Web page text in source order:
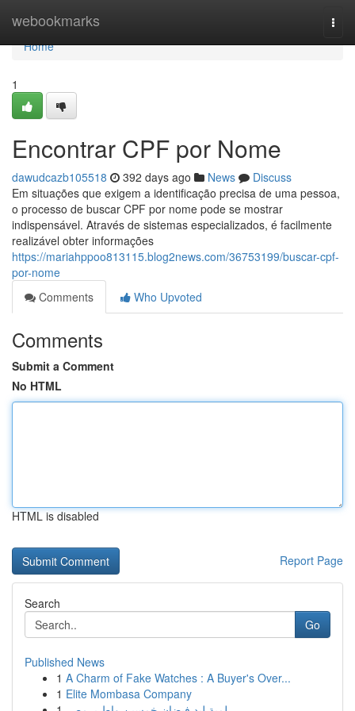
webookmarks
Home
Home
1
Encontrar CPF por Nome
dawudcazb105518 392 days ago News
Discuss
Em situações que exigem a identificação precisa de uma pessoa,
o processo de buscar CPF por nome pode se mostrar
indispensável. Através de sistemas especializados, é facilmente
realizável obter informações
https://mariahppoo813115.blog2news.com/36753199/buscar-cpf-
por-nome
Comments
Who Upvoted
Comments
Submit a Comment
No HTML
HTML is disabled
Report Page
Search
Go
Published News
1 A Charm of Fake Watches : A Buyer's Over...
1 Elite Mombasa Company